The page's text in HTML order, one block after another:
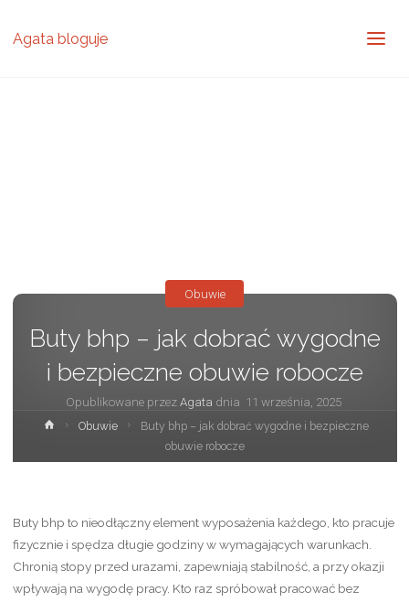
Agata bloguje
Buty bhp – jak dobrać wygodne
i bezpieczne obuwie robocze
Opublikowane przezAgata dnia 11 września, 2025
Obuwie
StronaObuwie
Buty bhp – jak dobrać wygodne i bezpieczne
obuwie robocze
Buty bhp to nieodłączny element wyposażenia każdego, kto pracuje
fizycznie i spędza długie godziny w wymagających warunkach.
Chronią stopy przed urazami, zapewniają stabilność, a przy okazji
wpływają na wygodę pracy. Kto raz spróbował pracować bez